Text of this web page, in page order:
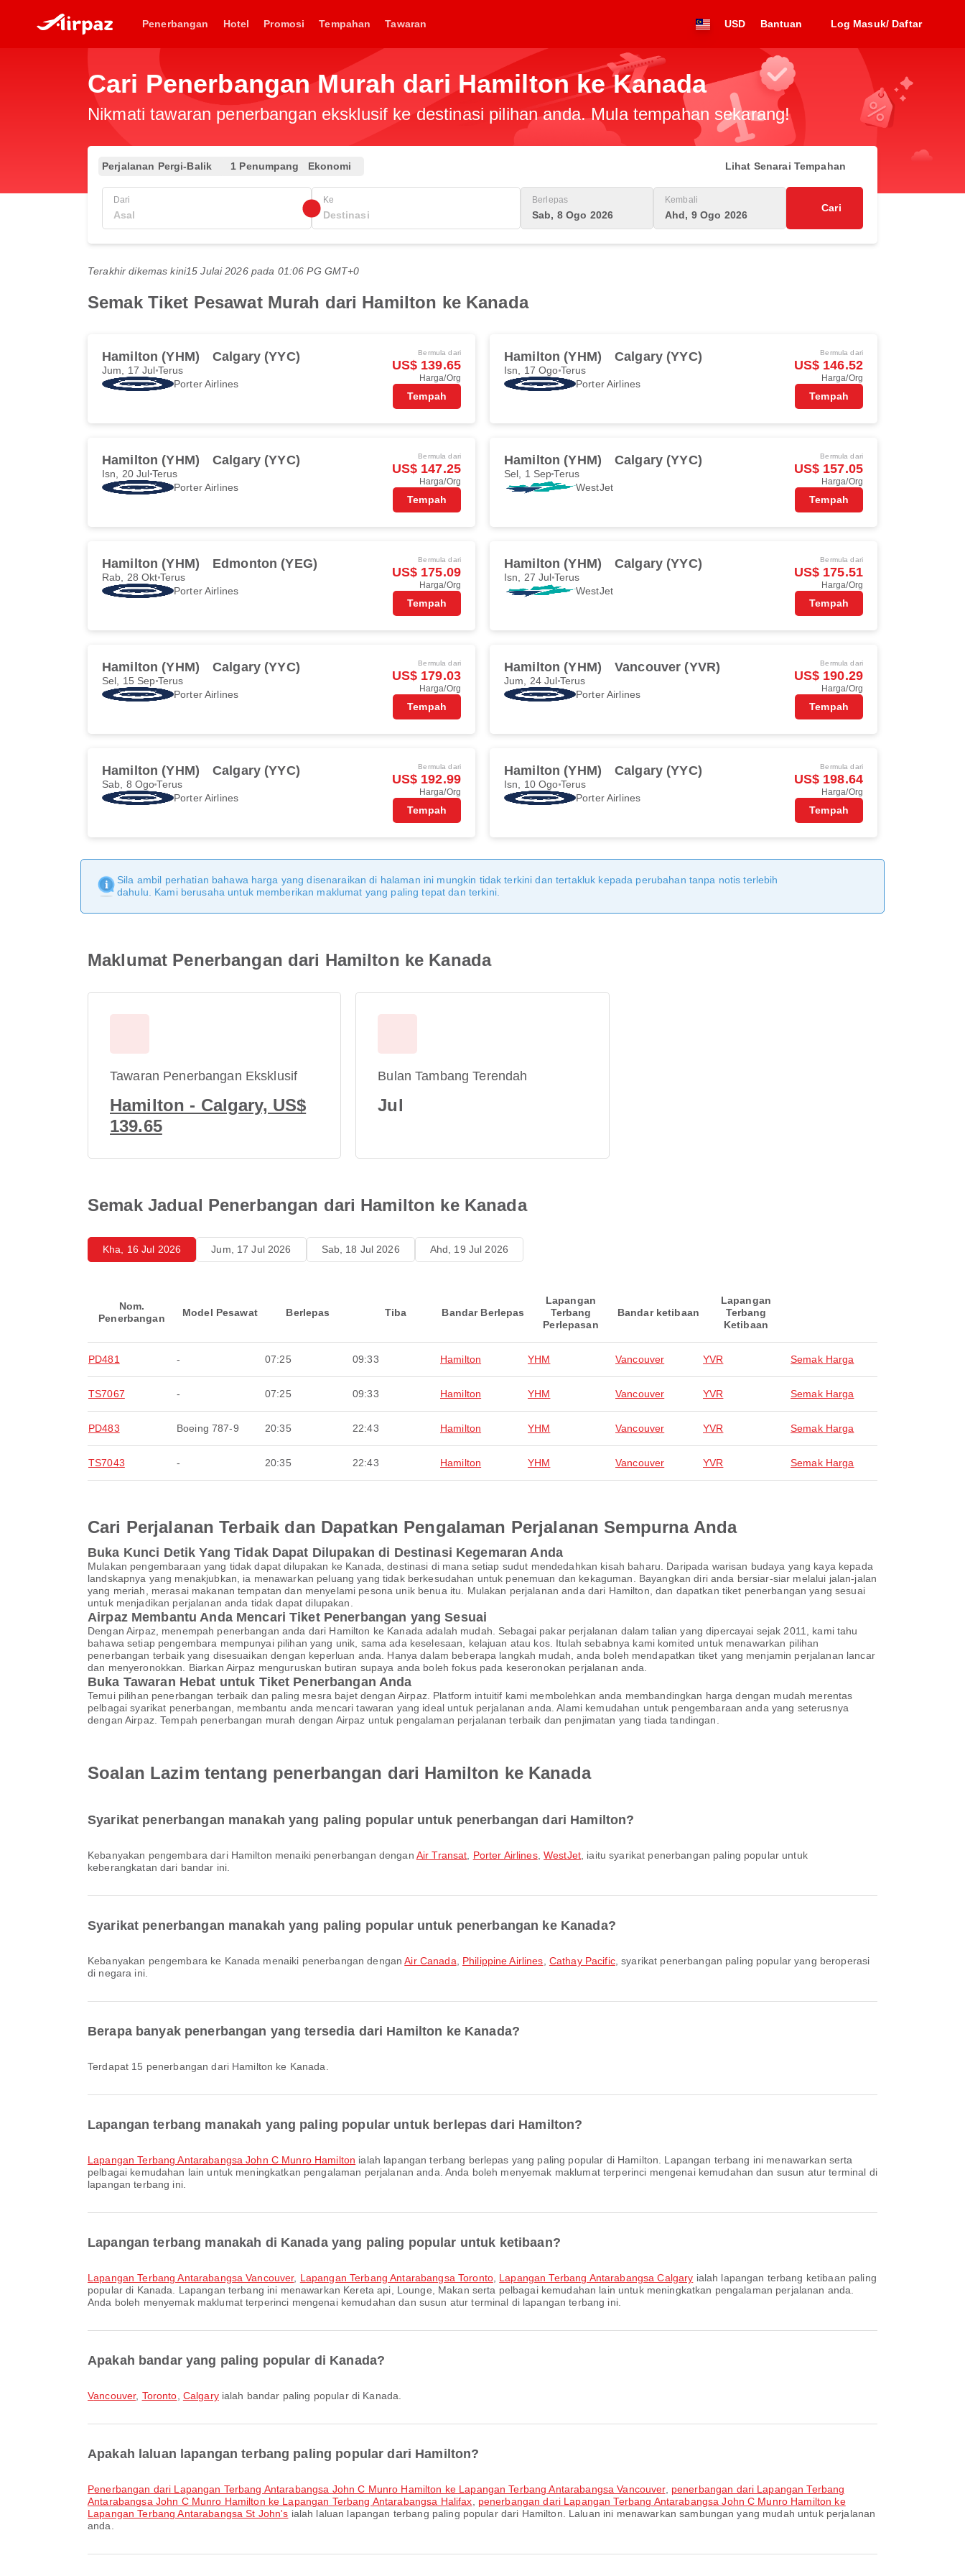
Penerbangan Hotel Promosi Tempahan Tawaran USD Bantuan Log Masuk/ Daftar
Cari Penerbangan Murah dari Hamilton ke Kanada
Nikmati tawaran penerbangan eksklusif ke destinasi pilihan anda. Mula tempahan sekarang!
Perjalanan Pergi-Balik 1 Penumpang Ekonomi Lihat Senarai Tempahan
Dari Ke Berlepas
Sab, 8 Ogo 2026
Kembali
Ahd, 9 Ogo 2026
Cari
Terakhir dikemas kini15 Julai 2026 pada 01:06 PG GMT+0
Semak Tiket Pesawat Murah dari Hamilton ke Kanada
Hamilton (YHM) Calgary (YYC)
Jum, 17 Jul Terus
Porter Airlines
Bermula dari
US$ 139.65
Harga/Org
Tempah
Hamilton (YHM) Calgary (YYC)
Isn, 17 Ogo Terus
Porter Airlines
Bermula dari
US$ 146.52
Harga/Org
Tempah
Hamilton (YHM) Calgary (YYC)
Isn, 20 Jul Terus
Porter Airlines
Bermula dari
US$ 147.25
Harga/Org
Tempah
Hamilton (YHM) Calgary (YYC)
Sel, 1 SepTerus
WestJet
Bermula dari
US$ 157.05
Harga/Org
Tempah
Hamilton (YHM) Edmonton (YEG)
Rab, 28 Okt Terus
Porter Airlines
Bermula dari
US$ 175.09
Harga/Org
Tempah
Hamilton (YHM) Calgary (YYC)
Isn, 27 Jul Terus
WestJet
Bermula dari
US$ 175.51
Harga/Org
Tempah
Hamilton (YHM) Calgary (YYC)
Sel, 15 Sep Terus
Porter Airlines
Bermula dari
US$ 179.03
Harga/Org
Tempah
Hamilton (YHM) Vancouver (YVR)
Jum, 24 Jul Terus
Porter Airlines
Bermula dari
US$ 190.29
Harga/Org
Tempah
Hamilton (YHM) Calgary (YYC)
Sab, 8 OgoTerus
Porter Airlines
Bermula dari
US$ 192.99
Harga/Org
Tempah
Hamilton (YHM) Calgary (YYC)
Isn, 10 Ogo Terus
Porter Airlines
Bermula dari
US$ 198.64
Harga/Org
Tempah
Sila ambil perhatian bahawa harga yang disenaraikan di halaman ini mungkin tidak terkini dan tertakluk kepada perubahan tanpa notis terlebih
dahulu. Kami berusaha untuk memberikan maklumat yang paling tepat dan terkini.
Maklumat Penerbangan dari Hamilton ke Kanada
Tawaran Penerbangan Eksklusif
Hamilton - Calgary, US$
139.65
Bulan Tambang Terendah
Jul
Semak Jadual Penerbangan dari Hamilton ke Kanada
Kha, 16 Jul 2026 Jum, 17 Jul 2026 Sab, 18 Jul 2026 Ahd, 19 Jul 2026
Nom.
Penerbangan
Model Pesawat Berlepas Tiba Bandar Berlepas
Lapangan
Terbang
Perlepasan
Bandar ketibaan
Lapangan
Terbang
Ketibaan
PD481 - 07:25 09:33 Hamilton YHM Vancouver YVR Semak Harga
TS7067 - 07:25 09:33 Hamilton YHM Vancouver YVR Semak Harga
PD483 Boeing 787-9 20:35 22:43 Hamilton YHM Vancouver YVR Semak Harga
TS7043 - 20:35 22:43 Hamilton YHM Vancouver YVR Semak Harga
Cari Perjalanan Terbaik dan Dapatkan Pengalaman Perjalanan Sempurna Anda
Buka Kunci Detik Yang Tidak Dapat Dilupakan di Destinasi Kegemaran Anda
Mulakan pengembaraan yang tidak dapat dilupakan ke Kanada, destinasi di mana setiap sudut mendedahkan kisah baharu. Daripada warisan budaya yang kaya kepada
landskapnya yang menakjubkan, ia menawarkan peluang yang tidak berkesudahan untuk penemuan dan kekaguman. Bayangkan diri anda bersiar-siar melalui jalan-jalan
yang meriah, merasai makanan tempatan dan menyelami pesona unik benua itu. Mulakan perjalanan anda dari Hamilton, dan dapatkan tiket penerbangan yang sesuai
untuk menjadikan perjalanan anda tidak dapat dilupakan.
Airpaz Membantu Anda Mencari Tiket Penerbangan yang Sesuai
Dengan Airpaz, menempah penerbangan anda dari Hamilton ke Kanada adalah mudah. Sebagai pakar perjalanan dalam talian yang dipercayai sejak 2011, kami tahu
bahawa setiap pengembara mempunyai pilihan yang unik, sama ada keselesaan, kelajuan atau kos. Itulah sebabnya kami komited untuk menawarkan pilihan
penerbangan terbaik yang disesuaikan dengan keperluan anda. Hanya dalam beberapa langkah mudah, anda boleh mendapatkan tiket yang menjamin perjalanan lancar
dan menyeronokkan. Biarkan Airpaz menguruskan butiran supaya anda boleh fokus pada keseronokan perjalanan anda.
Buka Tawaran Hebat untuk Tiket Penerbangan Anda
Temui pilihan penerbangan terbaik dan paling mesra bajet dengan Airpaz. Platform intuitif kami membolehkan anda membandingkan harga dengan mudah merentas
pelbagai syarikat penerbangan, membantu anda mencari tawaran yang ideal untuk perjalanan anda. Alami kemudahan untuk pengembaraan anda yang seterusnya
dengan Airpaz. Tempah penerbangan murah dengan Airpaz untuk pengalaman perjalanan terbaik dan penjimatan yang tiada tandingan.
Soalan Lazim tentang penerbangan dari Hamilton ke Kanada
Syarikat penerbangan manakah yang paling popular untuk penerbangan dari Hamilton?
Kebanyakan pengembara dari Hamilton menaiki penerbangan dengan Air Transat Porter Airlines,WestJet , iaitu syarikat penerbangan paling popular untuk
keberangkatan dari bandar ini.
Syarikat penerbangan manakah yang paling popular untuk penerbangan ke Kanada?
Kebanyakan pengembara ke Kanada menaiki penerbangan denganAir Canada Philippine Airlines Cathay Pacific, syarikat penerbangan paling popular yang beroperasi
di negara ini.
Berapa banyak penerbangan yang tersedia dari Hamilton ke Kanada?
Terdapat 15 penerbangan dari Hamilton ke Kanada.
Lapangan terbang manakah yang paling popular untuk berlepas dari Hamilton?
Lapangan Terbang Antarabangsa John C Munro Hamilton ialah lapangan terbang berlepas yang paling popular di Hamilton. Lapangan terbang ini menawarkan serta
pelbagai kemudahan lain untuk meningkatkan pengalaman perjalanan anda. Anda boleh menyemak maklumat terperinci mengenai kemudahan dan susun atur terminal di
lapangan terbang ini.
Lapangan terbang manakah di Kanada yang paling popular untuk ketibaan?
Lapangan Terbang Antarabangsa Vancouver, Lapangan Terbang Antarabangsa Toronto, Lapangan Terbang Antarabangsa Calgary ialah lapangan terbang ketibaan paling
popular di Kanada. Lapangan terbang ini menawarkan Kereta api, Lounge, Makan serta pelbagai kemudahan lain untuk meningkatkan pengalaman perjalanan anda.
Anda boleh menyemak maklumat terperinci mengenai kemudahan dan susun atur terminal di lapangan terbang ini.
Apakah bandar yang paling popular di Kanada?
Vancouver, Toronto Calgaryialah bandar paling popular di Kanada.
Apakah laluan lapangan terbang paling popular dari Hamilton?
penerbangan dari Lapangan Terbang Antarabangsa John C Munro Hamilton ke Lapangan Terbang Antarabangsa Vancouver, penerbangan dari Lapangan Terbang
Antarabangsa John C Munro Hamilton ke Lapangan Terbang Antarabangsa Halifax
penerbangan dari Lapangan Terbang Antarabangsa John C Munro Hamilton ke
Lapangan Terbang Antarabangsa St John's ialah laluan lapangan terbang paling popular dari Hamilton. Laluan ini menawarkan sambungan yang mudah untuk perjalanan
anda.